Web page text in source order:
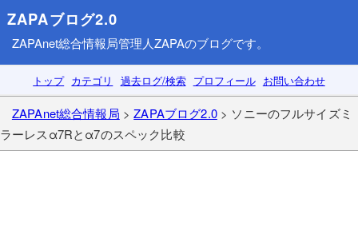
ZAPAブログ2.0
ZAPAnet総合情報局管理人ZAPAのブログです。
トップ カテゴリ 過去ログ/検索 プロフィール お問い合わせ
ZAPAnet総合情報局 >ZAPAブログ2.0> ソニーのフルサイズミ
ラーレスα7Rとα7のスペック比較